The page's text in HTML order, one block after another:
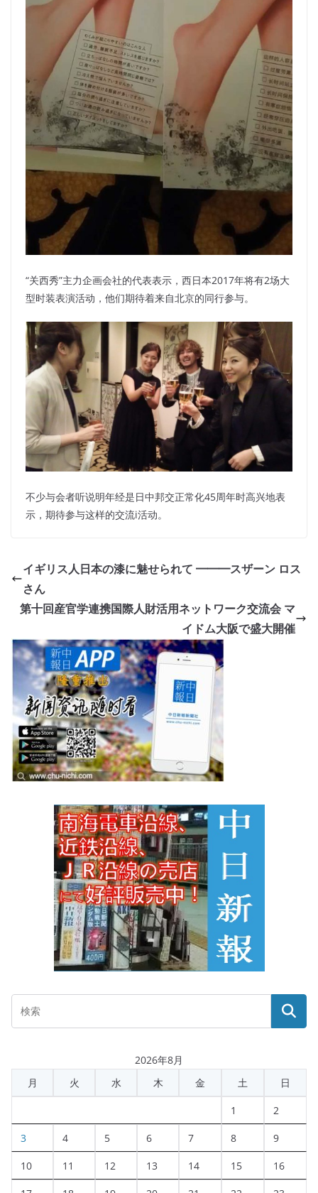
“关西秀”主力企画会社的代表表示，西日本2017年将有2场大
型时装表演活动，他们期待着来自北京的同行参与。
不少与会者听说明年经是日中邦交正常化45周年时高兴地表
示，期待参与这样的交流i活动。
イギリス人日本の漆に魅せられて ━━━スザーン ロス
さん
第十回産官学連携国際人財活用ネットワーク交流会 マ
イドム大阪で盛大開催
2026年8月
月
火 水 木 金 土 日
1 2
3 4 5 6 7 8 9
10 11 12 13 14 15 16